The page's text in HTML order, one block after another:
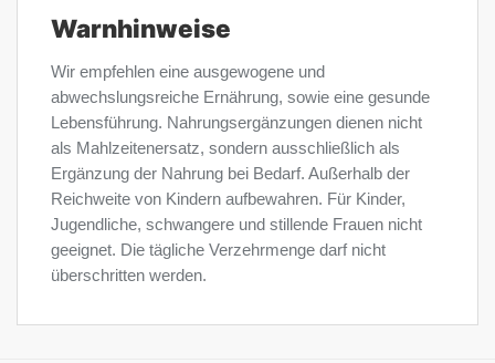
Warnhinweise
Wir empfehlen eine ausgewogene und
abwechslungsreiche Ernährung, sowie eine gesunde
Lebensführung. Nahrungsergänzungen dienen nicht
als Mahlzeitenersatz, sondern ausschließlich als
Ergänzung der Nahrung bei Bedarf. Außerhalb der
Reichweite von Kindern aufbewahren. Für Kinder,
Jugendliche, schwangere und stillende Frauen nicht
geeignet. Die tägliche Verzehrmenge darf nicht
überschritten werden.